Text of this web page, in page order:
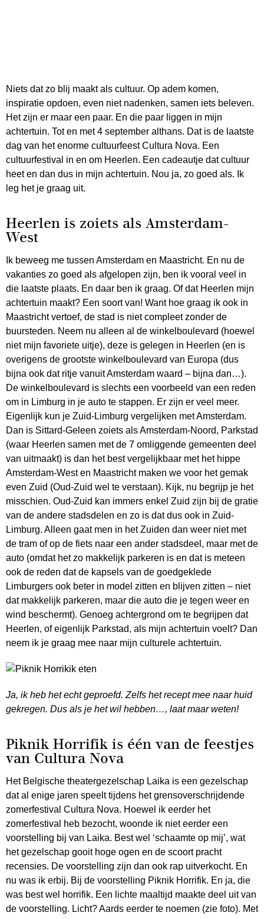
Niets dat zo blij maakt als cultuur. Op adem komen,
inspiratie opdoen, even niet nadenken, samen iets beleven.
Het zijn er maar een paar. En die paar liggen in mijn
achtertuin. Tot en met 4 september althans. Dat is de laatste
dag van het enorme cultuurfeest Cultura Nova. Een
cultuurfestival in en om Heerlen. Een cadeautje dat cultuur
heet en dan dus in mijn achtertuin. Nou ja, zo goed als. Ik
leg het je graag uit.
Heerlen is zoiets als Amsterdam-
West
Ik beweeg me tussen Amsterdam en Maastricht. En nu de
vakanties zo goed als afgelopen zijn, ben ik vooral veel in
die laatste plaats. En daar ben ik graag. Of dat Heerlen mijn
achtertuin maakt? Een soort van! Want hoe graag ik ook in
Maastricht vertoef, de stad is niet compleet zonder de
buursteden. Neem nu alleen al de winkelboulevard (hoewel
niet mijn favoriete uitje), deze is gelegen in Heerlen (en is
overigens de grootste winkelboulevard van Europa (dus
bijna ook dat ritje vanuit Amsterdam waard – bijna dan…).
De winkelboulevard is slechts een voorbeeld van een reden
om in Limburg in je auto te stappen. Er zijn er veel meer.
Eigenlijk kun je Zuid-Limburg vergelijken met Amsterdam.
Dan is Sittard-Geleen zoiets als Amsterdam-Noord, Parkstad
(waar Heerlen samen met de 7 omliggende gemeenten deel
van uitmaakt) is dan het best vergelijkbaar met het hippe
Amsterdam-West en Maastricht maken we voor het gemak
even Zuid (Oud-Zuid wel te verstaan). Kijk, nu begrijp je het
misschien. Oud-Zuid kan immers enkel Zuid zijn bij de gratie
van de andere stadsdelen en zo is dat dus ook in Zuid-
Limburg. Alleen gaat men in het Zuiden dan weer niet met
de tram of op de fiets naar een ander stadsdeel, maar met de
auto (omdat het zo makkelijk parkeren is en dat is meteen
ook de reden dat de kapsels van de goedgeklede
Limburgers ook beter in model zitten en blijven zitten – niet
dat makkelijk parkeren, maar die auto die je tegen weer en
wind beschermt). Genoeg achtergrond om te begrijpen dat
Heerlen, of eigenlijk Parkstad, als mijn achtertuin voelt? Dan
neem ik je graag mee naar mijn culturele achtertuin.
Ja, ik heb het echt geproefd. Zelfs het recept mee naar huid
gekregen. Dus als je het wil hebben…, laat maar weten!
Piknik Horrifik is één van de feestjes
van Cultura Nova
Het Belgische theatergezelschap Laika is een gezelschap
dat al enige jaren speelt tijdens het grensoverschrijdende
zomerfestival Cultura Nova. Hoewel ik eerder het
zomerfestival heb bezocht, woonde ik niet eerder een
voorstelling bij van Laika. Best wel ‘schaamte op mij’, wat
het gezelschap gooit hoge ogen en de scoort pracht
recensies. De voorstelling zijn dan ook rap uitverkocht. En
nu was ik erbij. Bij de voorstelling Piknik Horrifik. En ja, die
was best wel horrifik. Een lichte maaltijd maakte deel uit van
de voorstelling. Licht? Aards eerder te noemen (zie foto). Met